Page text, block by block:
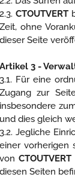
2.3. CTOUTVERT
Zeit, ohne
dieser Seite
Artikel 3 -
3.1. Für eine
Zugang zur
insbesondere
und dies gleich
3.2. Jegliche
einer vorherigen
vonCTOUTVERT
diesen Seiten